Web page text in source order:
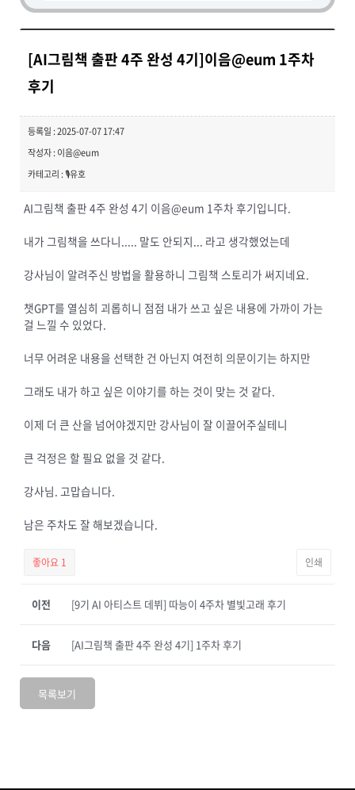
[AI그림책 출판 4주 완성 4기]이음@eum 1주차
후기
등록일 : 2025-07-07 17:47
작성자 : 이음@eum
카테고리 : 🎙️유호
AI그림책 출판 4주 완성 4기 이음@eum 1주차 후기입니다.
내가 그림책을 쓰다니..... 말도 안되지... 라고 생각했었는데
강사님이 알려주신 방법을 활용하니 그림책 스토리가 써지네요.
챗GPT를 열심히 괴롭히니 점점 내가 쓰고 싶은 내용에 가까이 가는
걸 느낄 수 있었다.
너무 어려운 내용을 선택한 건 아닌지 여전히 의문이기는 하지만
그래도 내가 하고 싶은 이야기를 하는 것이 맞는 것 같다.
이제 더 큰 산을 넘어야겠지만 강사님이 잘 이끌어주실테니
큰 걱정은 할 필요 없을 것 같다.
강사님. 고맙습니다.
남은 주차도 잘 해보겠습니다.
좋아요 1 인쇄
이전 [9기 AI 아티스트 데뷔] 따능이 4주차 별빛고래 후기
[AI그림책 출판 4주 완성 4기] 1주차 후기
다음
목록보기